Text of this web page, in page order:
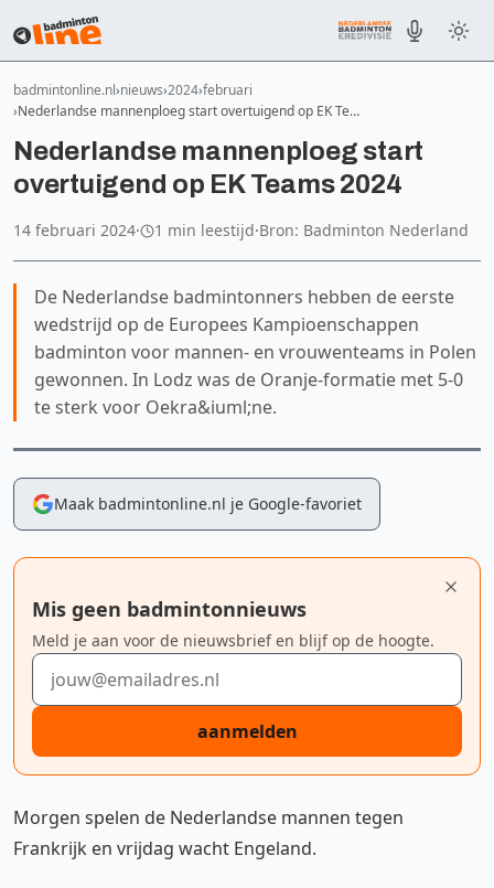
badmintonline.nl nieuws 2024 februari
Nederlandse mannenploeg start overtuigend op EK Te…
Nederlandse mannenploeg start
overtuigend op EK Teams 2024
14 februari 2024· 1 min leestijd·Bron: Badminton Nederland
De Nederlandse badmintonners hebben de eerste
wedstrijd op de Europees Kampioenschappen
badminton voor mannen- en vrouwenteams in Polen
gewonnen. In Lodz was de Oranje-formatie met 5-0
te sterk voor Oekra&iuml;ne.
Maak badmintonline.nl je Google-favoriet
Mis geen badmintonnieuws
Meld je aan voor de nieuwsbrief en blijf op de hoogte.
E-mailadres
aanmelden
Morgen spelen de Nederlandse mannen tegen
Frankrijk en vrijdag wacht Engeland.